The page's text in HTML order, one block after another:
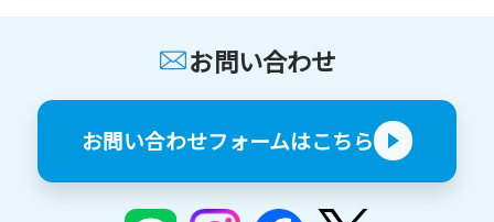
お問い合わせ
お問い合わせフォームはこちら